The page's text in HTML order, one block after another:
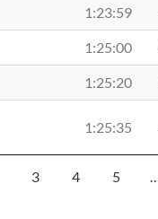
1:23:59
1:25:00
1:25:20
1:25:35
3 4 5